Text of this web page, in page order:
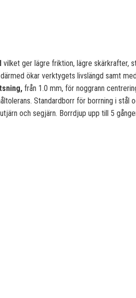
vilket ger lägre friktion, lägre skärkrafter,
ökar verktygets livslängd samt
från 1.0 mm, för noggrann
Standardborr för borrning i stål
och segjärn. Borrdjup upp till 5